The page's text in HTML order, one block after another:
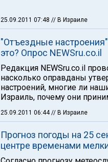
25.09.2011 07:48 // В Израиле
"Отъездные настроения"
это? Опрос NEWSru.co.il
Редакция NEWSru.co.il
насколько оправданы
настроений, многие ли
Израиль, почему они
25.09.2011 06:44// В Израиле
Прогноз погоды на 25
центре временами